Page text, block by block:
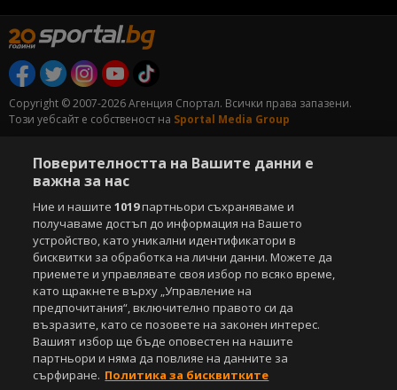
Copyright © 2007-2026 Агенция Спортал. Всички права запазени.
Този уебсайт е собственост на Sportal Media Group
Етични правила на НСС
Лични данни
Съдържанието на този уеб сайт и технологиите, използвани в него, са
под закрила на Закона за авторското право и сродните му права.
Всички статии, репортажи, интервюта и други текстови, графични и
видео материали, публикувани в сайта, са собственост на Агенция
Спортал, освен ако изрично е посочено друго. Допуска се
публикуване на текстови материали само след писмено съгласие на
Агенция Спортал, посочване на източника и добавяне на линк към
www.sportal.bg. Използването на графични и видео материали,
публикувани в сайта, е строго забранено. Нарушителите ще бъдат
санкционирани с цялата строгост на закона.
Поверителността на Вашите данни е
важна за нас
Ние и нашите1019партньори съхраняваме и
получаваме достъп до информация на Вашето
устройство, като уникални идентификатори в
бисквитки за обработка на лични данни. Можете да
приемете и управлявате своя избор по всяко време,
като щракнете върху „Управление на
предпочитания“, включително правото си да
възразите, като се позовете на законен интерес.
Вашият избор ще бъде оповестен на нашите
партньори и няма да повлияе на данните за
сърфиране. Политика за бисквитките